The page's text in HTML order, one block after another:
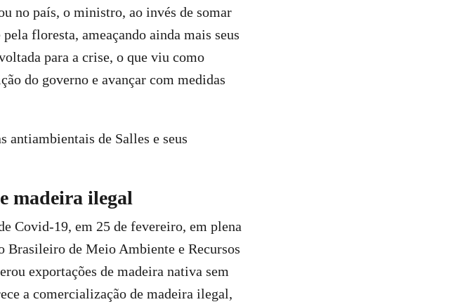
no país, o ministro, ao invés de somar
floresta, ameaçando ainda mais seus
para a crise, o que viu como
do governo e avançar com medidas
antiambientais de Salles e seus
madeira ilegal
Covid-19, em 25 de fevereiro, em plena
Brasileiro de Meio Ambiente e Recursos
exportações de madeira nativa sem
a comercialização de madeira ilegal,